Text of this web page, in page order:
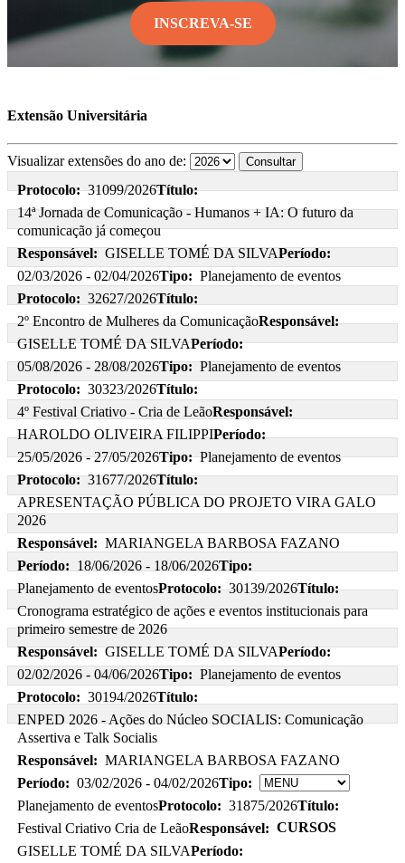
INSCREVA-SE
Extensão Universitária
Visualizar extensões do ano de:
Protocolo: 31099/2026Título:
14ª Jornada de Comunicação - Humanos + IA: O futuro da
comunicação já começou
Responsável: GISELLE TOMÉ DA SILVAPeríodo:
02/03/2026 - 02/04/2026Tipo: Planejamento de eventos
Protocolo: 32627/2026Título:
2º Encontro de Mulheres da ComunicaçãoResponsável:
GISELLE TOMÉ DA SILVAPeríodo:
05/08/2026 - 28/08/2026Tipo: Planejamento de eventos
Protocolo: 30323/2026Título:
4º Festival Criativo - Cria de LeãoResponsável:
HAROLDO OLIVEIRA FILIPPIPeríodo:
25/05/2026 - 27/05/2026Tipo: Planejamento de eventos
Protocolo: 31677/2026Título:
APRESENTAÇÃO PÚBLICA DO PROJETO VIRA GALO
2026
Responsável: MARIANGELA BARBOSA FAZANO
Período: 18/06/2026 - 18/06/2026Tipo:
Planejamento de eventosProtocolo: 30139/2026Título:
Cronograma estratégico de ações e eventos institucionais para
primeiro semestre de 2026
Responsável: GISELLE TOMÉ DA SILVAPeríodo:
02/02/2026 - 04/06/2026Tipo: Planejamento de eventos
Protocolo: 30194/2026Título:
ENPED 2026 - Ações do Núcleo SOCIALIS: Comunicação
Assertiva e Talk Socialis
Responsável: MARIANGELA BARBOSA FAZANO
Período: 03/02/2026 - 04/02/2026Tipo:
Planejamento de eventosProtocolo: 31875/2026Título:
Festival Criativo Cria de LeãoResponsável:
GISELLE TOMÉ DA SILVAPeríodo:
CURSOS